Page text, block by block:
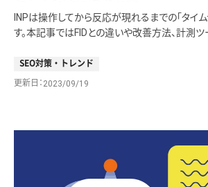
INPは操作してから反応が現れるまでの「タイム
す。本記事ではFIDとの違いや改善方法、計測ツ
SEO対策・トレンド
更新日 2023/09/19